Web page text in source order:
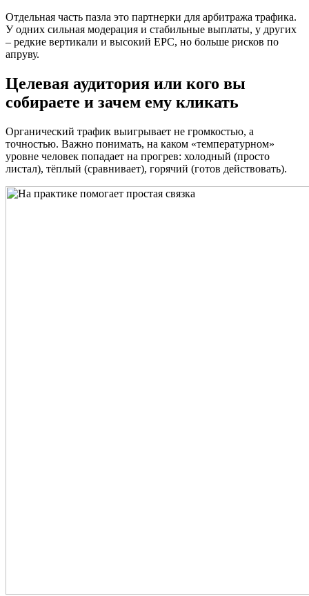
Отдельная часть пазла это партнерки для арбитража трафика.
У одних сильная модерация и стабильные выплаты, у других
– редкие вертикали и высокий EPC, но больше рисков по
апруву.
Целевая аудитория или кого вы
собираете и зачем ему кликать
Органический трафик выигрывает не громкостью, а
точностью. Важно понимать, на каком «температурном»
уровне человек попадает на прогрев: холодный (просто
листал), тёплый (сравнивает), горячий (готов действовать).